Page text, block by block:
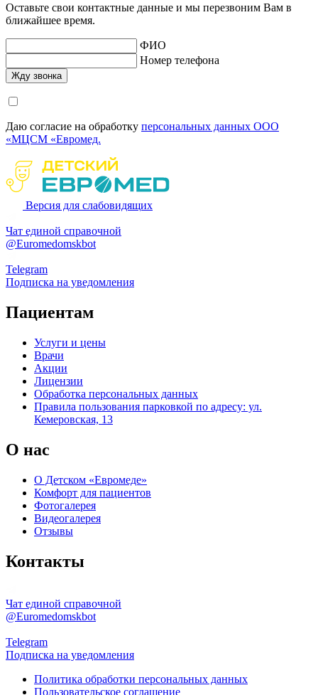
Оставьте свои контактные данные и мы перезвоним Вам в
ближайшее время.
ФИО
Номер телефона
Даю согласие на обработку персональных данных ООО
«МЦСМ «Евромед.
Версия для слабовидящих
Чат единой справочной
@Euromedomskbot
Telegram
Подписка на уведомления
Пациентам
Услуги и цены
Врачи
Акции
Лицензии
Обработка персональных данных
Правила пользования парковкой по адресу: ул.
Кемеровская, 13
О нас
О Детском «Евромеде»
Комфорт для пациентов
Фотогалерея
Видеогалерея
Отзывы
Контакты
Чат единой справочной
@Euromedomskbot
Telegram
Подписка на уведомления
Политика обработки персональных данных
Пользовательское соглашение